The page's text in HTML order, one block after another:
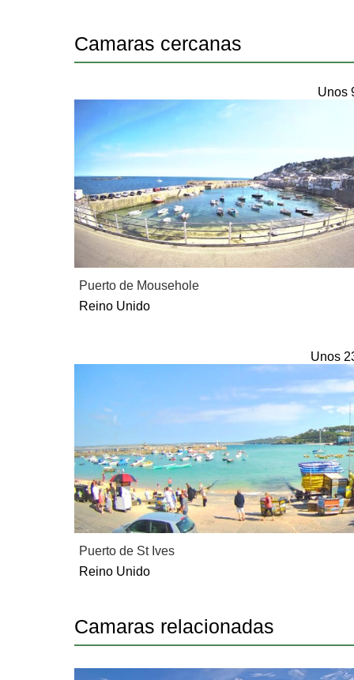
Camaras cercanas
Unos
Puerto de Mousehole
Reino Unido
Unos
Puerto de St Ives
Reino Unido
Camaras relacionadas